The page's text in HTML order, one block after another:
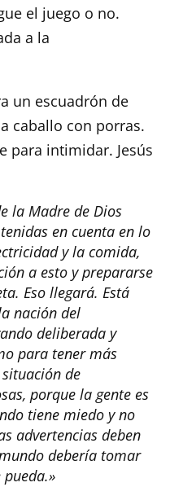
el juego o no.
a la
un escuadrón de
caballo con porras.
para intimidar. Jesús
la Madre de Dios
en cuenta en lo
y la comida,
a esto y prepararse
Eso llegará. Está
nación del
deliberada y
para tener más
de
porque la gente es
tiene miedo y no
advertencias deben
debería tomar